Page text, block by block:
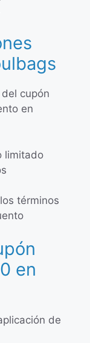
del cupón
en
limitado
términos
en
de